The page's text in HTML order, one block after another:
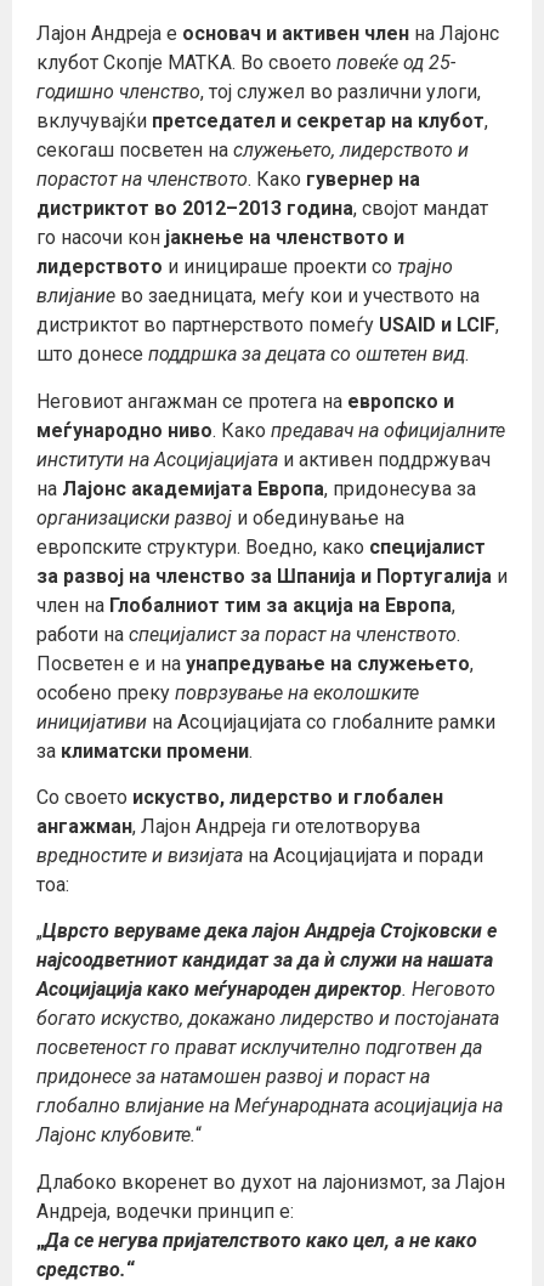
Лајон Андреја е основач и активен член на Лајонс
клубот Скопје МАТКА. Во своето повеќе од 25-
годишно членство, тој служел во различни улоги,
вклучувајќи претседател и секретар на клубот,
секогаш посветен на служењето, лидерството и
порастот на членството. Како гувернер на
дистриктот во 2012–2013 година, својот мандат
го насочи кон јакнење на членството и
лидерството и иницираше проекти со трајно
влијание во заедницата, меѓу кои и учеството на
дистриктот во партнерството помеѓу USAID и LCIF,
што донесе поддршка за децата со оштетен вид.
Неговиот ангажман се протега на европско и
меѓународно ниво. Како предавач на официјалните
институти на Асоцијацијата и активен поддржувач
на Лајонс академијата Европа, придонесува за
организациски развој и обединување на
европските структури. Воедно, како специјалист
за развој на членство за Шпанија и Португалија и
член на Глобалниот тим за акција на Европа,
работи на специјалист за пораст на членството.
Посветен е и на унапредување на служењето,
особено преку поврзување на еколошките
иницијативи на Асоцијацијата со глобалните рамки
за климатски промени.
Со своето искуство, лидерство и глобален
ангажман, Лајон Андреја ги отелотворува
вредностите и визијата на Асоцијацијата и поради
тоа:
„Цврсто веруваме дека лајон Андреја Стојковски е
најсоодветниот кандидат за да ѝ служи на нашата
Асоцијација како меѓународен директор. Неговото
богато искуство, докажано лидерство и постојаната
посветеност го прават исклучително подготвен да
придонесе за натамошен развој и пораст на
глобално влијание на Меѓународната асоцијација на
Лајонс клубовите.“
Длабоко вкоренет во духот на лајонизмот, за Лајон
Андреја, водечки принцип е:
„Да се негува пријателството како цел, а не како
средство.“